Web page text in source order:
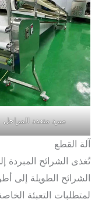
مبرد متعدد المراحل
آلة القطع
تُغذى الشرائح المبردة
الشرائح الطويلة إلى
لمتطلبات التعبئة